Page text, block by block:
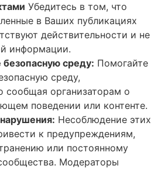
Убедитесь в том, что
в Ваших публикациях
действительности и не
информации.
среду: Помогайте
среду,
сообщая организаторам о
поведении или контенте.
: Несоблюдение этих
к предупреждениям,
или постоянному
Модераторы